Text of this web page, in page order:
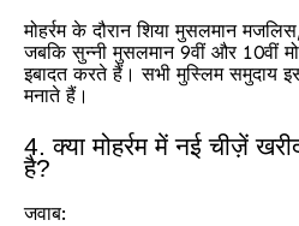
मोहर्रम के दौरान शिया मुसलमान
जबकि सुन्नी मुसलमान 9वीं और 10वीं
इबादत करते हैं। सभी मुस्लिम समुदाय
मनाते हैं।
4. क्या मोहर्रम में नई चीज़ें
है?
जवाब: